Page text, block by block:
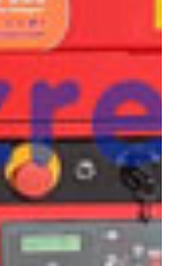
tu solicitud
en contacto